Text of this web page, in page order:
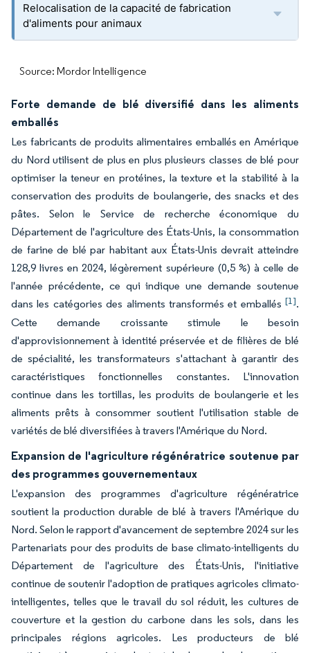
Relocalisation de la capacité de fabrication
d'aliments pour animaux
Source: Mordor Intelligence
Forte demande de blé diversifié dans les aliments
emballés
Les fabricants de produits alimentaires emballés en Amérique
du Nord utilisent de plus en plus plusieurs classes de blé pour
optimiser la teneur en protéines, la texture et la stabilité à la
conservation des produits de boulangerie, des snacks et des
pâtes. Selon le Service de recherche économique du
Département de l'agriculture des États-Unis, la consommation
de farine de blé par habitant aux États-Unis devrait atteindre
128,9 livres en 2024, légèrement supérieure (0,5 %) à celle de
l'année précédente, ce qui indique une demande soutenue
dans les catégories des aliments transformés et emballés [1].
Cette demande croissante stimule le besoin
d'approvisionnement à identité préservée et de filières de blé
de spécialité, les transformateurs s'attachant à garantir des
caractéristiques fonctionnelles constantes. L'innovation
continue dans les tortillas, les produits de boulangerie et les
aliments prêts à consommer soutient l'utilisation stable de
variétés de blé diversifiées à travers l'Amérique du Nord.
Expansion de l'agriculture régénératrice soutenue par
des programmes gouvernementaux
L'expansion des programmes d'agriculture régénératrice
soutient la production durable de blé à travers l'Amérique du
Nord. Selon le rapport d'avancement de septembre 2024 sur les
Partenariats pour des produits de base climato-intelligents du
Département de l'agriculture des États-Unis, l'initiative
continue de soutenir l'adoption de pratiques agricoles climato-
intelligentes, telles que le travail du sol réduit, les cultures de
couverture et la gestion du carbone dans les sols, dans les
principales régions agricoles. Les producteurs de blé